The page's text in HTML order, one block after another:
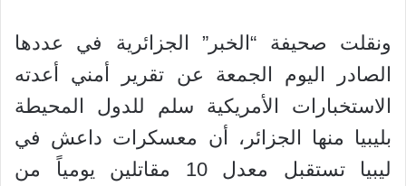
ونقلت صحيفة “الخبر” الجزائرية في عددها
الصادر اليوم الجمعة عن تقرير أمني أعدته
الاستخبارات الأمريكية سلم للدول المحيطة
بليبيا منها الجزائر، أن معسكرات داعش في
ليبيا تستقبل معدل 10 مقاتلين يومياً من